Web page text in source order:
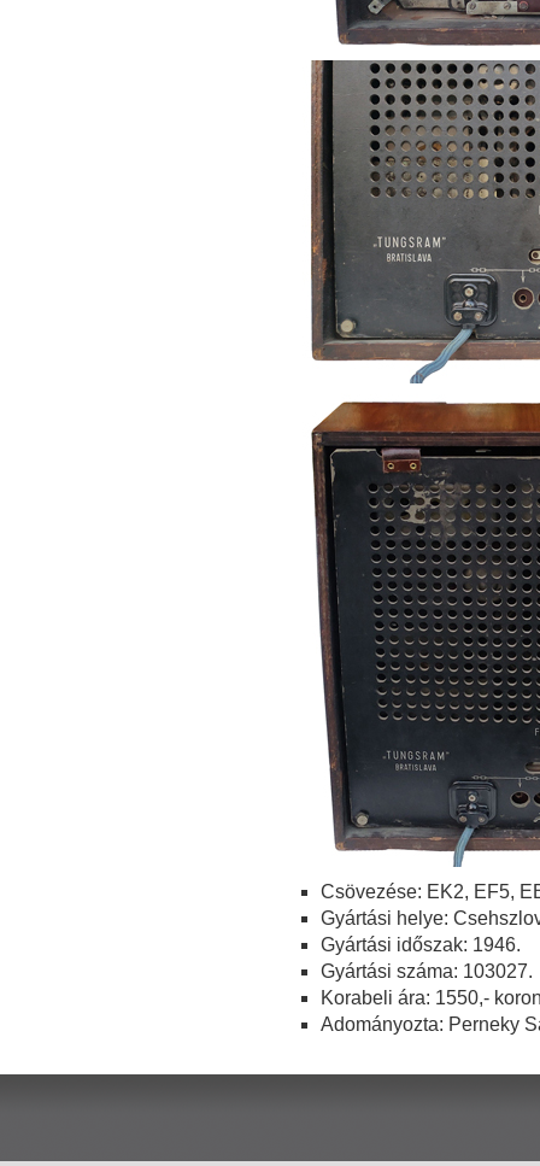
Csövezése: EK2, EF5,
Gyártási helye:
Gyártási időszak: 1946.
Gyártási száma: 103027.
Korabeli ára: 1550,-
Adományozta: Perneky